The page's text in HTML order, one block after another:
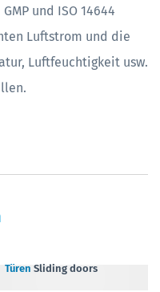
und ISO 14644
Luftstrom und die
Luftfeuchtigkeit usw.
Türen Sliding doors